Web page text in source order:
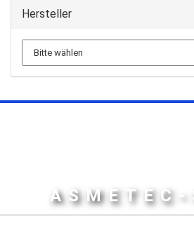
Hersteller
ASMETEC-